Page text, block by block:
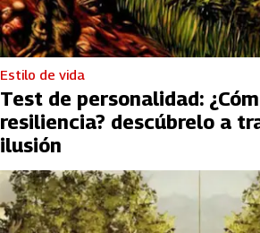
Estilo de vida
Test de personalidad:
resiliencia? descúbrelo a
ilusión